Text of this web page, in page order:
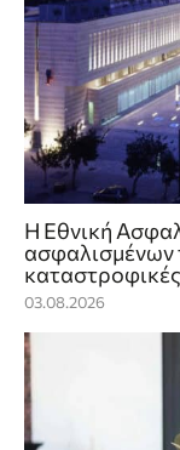
Η Εθνική
ασφαλισμένων
03.08.2026